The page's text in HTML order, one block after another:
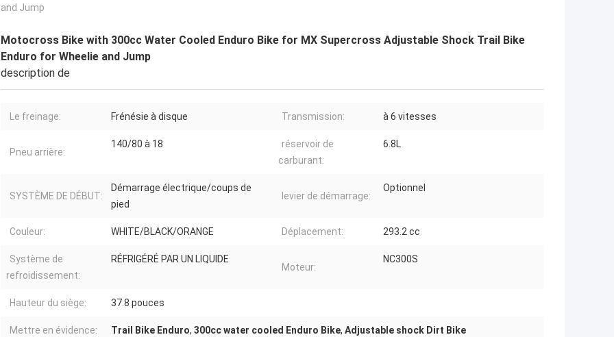
and Jump
Motocross Bike with 300cc Water Cooled Enduro Bike for MX Supercross Adjustable Shock Trail Bike
Enduro for Wheelie and Jump
description de
Le freinage: Frénésie à disque Transmission: à 6 vitesses
Pneu arrière:
140/80 à 18
réservoir de
carburant:
6.8L
SYSTÈME DE DÉBUT:
Démarrage électrique/coups de
pied
levier de démarrage:
Optionnel
Couleur: WHITE/BLACK/ORANGE Déplacement: 293.2 cc
Système de
refroidissement:
RÉFRIGÉRÉ PAR UN LIQUIDE
Moteur:
NC300S
Hauteur du siège: 37.8 pouces
Mettre en évidence: Trail Bike Enduro, 300cc water cooled Enduro Bike, Adjustable shock Dirt Bike